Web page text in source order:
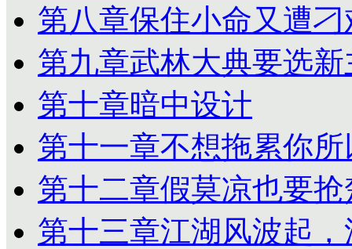
第八章保住小命又遭刁
第九章武林大典要选新
第十章暗中设计
第十一章不想拖累你
第十二章假莫凉也要
第十三章江湖风波起